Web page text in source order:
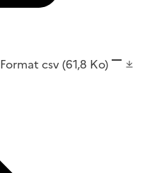
Format csv(61,8 Ko)